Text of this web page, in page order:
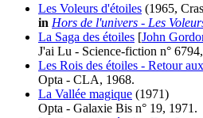
Les Voleurs d'étoiles (1965,
in Hors de l'univers - Les
La Saga des étoiles [John
J'ai Lu - Science-fiction n°
Les Rois des étoiles - Retour
Opta - CLA, 1968.
La Vallée magique (1971)
Opta - Galaxie Bis n° 19, 1971.